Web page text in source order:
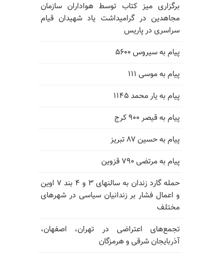
برگزاری میز کتاب توسط هواداران سازمان
مجاهدین در گرامیداشت یاد شهیدان قیام
سراسری در پاریس
پیام به سیروس ۵۶۰۰
پیام به موسی ۱۱۱
پیام به یار محمد ۱۱۴۵
پیام به قیصر ۹۰۰ کرج
پیام به حسین ۸۷ تبریز
پیام به مرتضی ۷۹۰ قزوین
حمله گارد زندان به سالنهای ۳ و ۴ بند ۷ اوین
و اعمال فشار بر زندانیان سیاسی در شهرهای
مختلف
تجمع‌های اعتراضی در تهران، اصفهان،
آذربایجان شرقی و هرمزگان